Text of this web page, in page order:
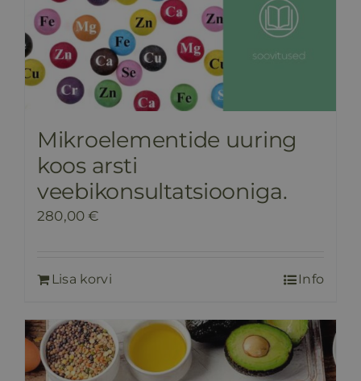
Mikroelementide uuring
koos arsti
veebikonsultatsiooniga.
280,00€
Lisa korvi Info